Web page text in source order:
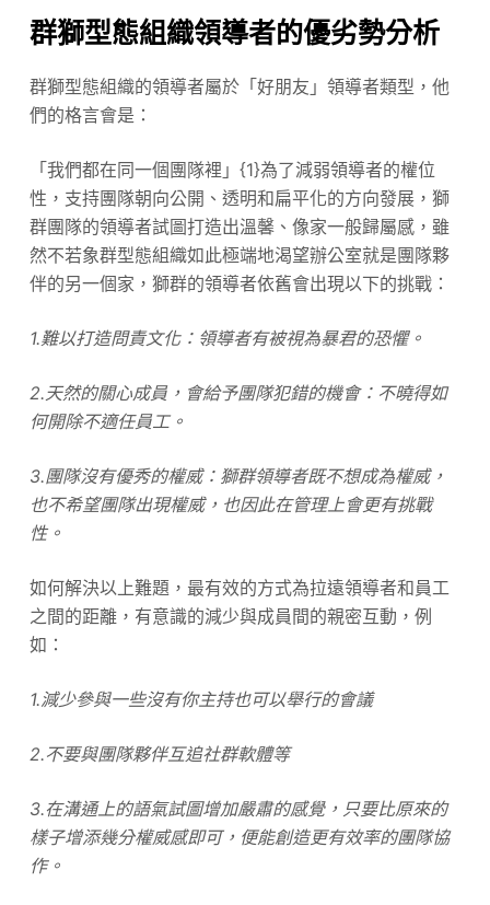
群獅型態組織領導者的優劣勢分析
群獅型態組織的領導者屬於「好朋友」領導者類型，他
們的格言會是：
「我們都在同一個團隊裡」{1}為了減弱領導者的權位
性，支持團隊朝向公開、透明和扁平化的方向發展，獅
群團隊的領導者試圖打造出溫馨、像家一般歸屬感，雖
然不若象群型態組織如此極端地渴望辦公室就是團隊夥
伴的另一個家，獅群的領導者依舊會出現以下的挑戰：
1.難以打造問責文化：領導者有被視為暴君的恐懼。
2.天然的關心成員，會給予團隊犯錯的機會：不曉得如
何開除不適任員工。
3.團隊沒有優秀的權威：獅群領導者既不想成為權威，
也不希望團隊出現權威，也因此在管理上會更有挑戰
性。
如何解決以上難題，最有效的方式為拉遠領導者和員工
之間的距離，有意識的減少與成員間的親密互動，例
如：
1.減少參與一些沒有你主持也可以舉行的會議
2.不要與團隊夥伴互追社群軟體等
3.在溝通上的語氣試圖增加嚴肅的感覺，只要比原來的
樣子增添幾分權威感即可，便能創造更有效率的團隊協
作。